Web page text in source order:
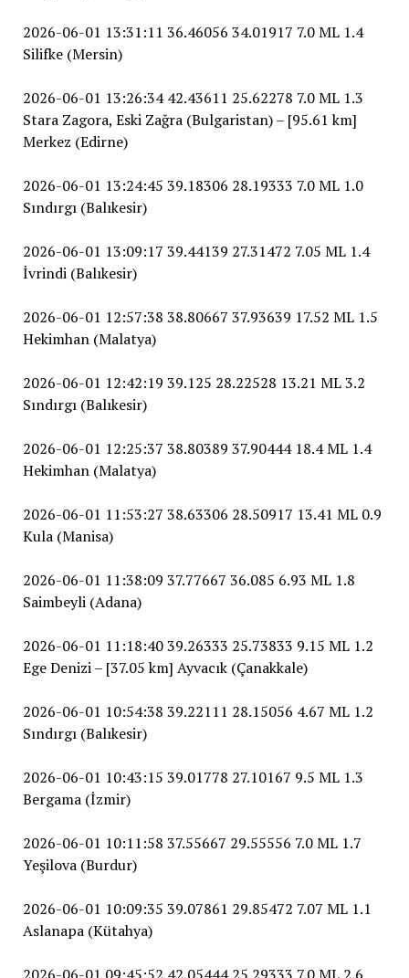
2026-06-01 13:31:11 36.46056 34.01917 7.0 ML 1.4
Silifke (Mersin)
2026-06-01 13:26:34 42.43611 25.62278 7.0 ML 1.3
Stara Zagora, Eski Zağra (Bulgaristan) – [95.61 km]
Merkez (Edirne)
2026-06-01 13:24:45 39.18306 28.19333 7.0 ML 1.0
Sındırgı (Balıkesir)
2026-06-01 13:09:17 39.44139 27.31472 7.05 ML 1.4
İvrindi (Balıkesir)
2026-06-01 12:57:38 38.80667 37.93639 17.52 ML 1.5
Hekimhan (Malatya)
2026-06-01 12:42:19 39.125 28.22528 13.21 ML 3.2
Sındırgı (Balıkesir)
2026-06-01 12:25:37 38.80389 37.90444 18.4 ML 1.4
Hekimhan (Malatya)
2026-06-01 11:53:27 38.63306 28.50917 13.41 ML 0.9
Kula (Manisa)
2026-06-01 11:38:09 37.77667 36.085 6.93 ML 1.8
Saimbeyli (Adana)
2026-06-01 11:18:40 39.26333 25.73833 9.15 ML 1.2
Ege Denizi – [37.05 km] Ayvacık (Çanakkale)
2026-06-01 10:54:38 39.22111 28.15056 4.67 ML 1.2
Sındırgı (Balıkesir)
2026-06-01 10:43:15 39.01778 27.10167 9.5 ML 1.3
Bergama (İzmir)
2026-06-01 10:11:58 37.55667 29.55556 7.0 ML 1.7
Yeşilova (Burdur)
2026-06-01 10:09:35 39.07861 29.85472 7.07 ML 1.1
Aslanapa (Kütahya)